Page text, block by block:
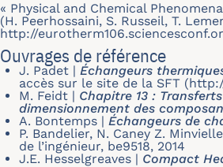
« Physical and Chemical
(H. Peerhossaini, S. Russeil, T.
http://
Ouvrages de référence
J. Padet | Échangeurs
accès sur le site de la SFT
M. Feidt | Chapitre 13 :
dimensionnement des
A. Bontemps | Échangeurs de
P. Bandelier, N. Caney Z. Minvielle
de l’ingénieur, be9518, 2014
J.E. Hesselgreaves | Compact